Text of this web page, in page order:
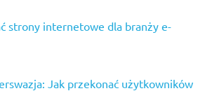
strony internetowe dla branży e-
Jak przekonać użytkowników